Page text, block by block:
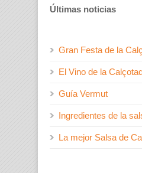
Últimas noticias
Gran Festa de la
El Vino de la
Guía Vermut
Ingredientes de la
La mejor Salsa de